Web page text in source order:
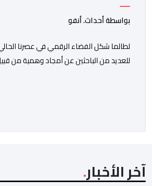
المنظمة
بواسطة أحداث. أنفو
لطالما شكل الفضاء الرقمي في عصرنا
للعديد من الباحثين عن أمجاد وهمية من قبيل
يقتات على استعطاف الجماهير ودغدغة […]
آخر الأخبار